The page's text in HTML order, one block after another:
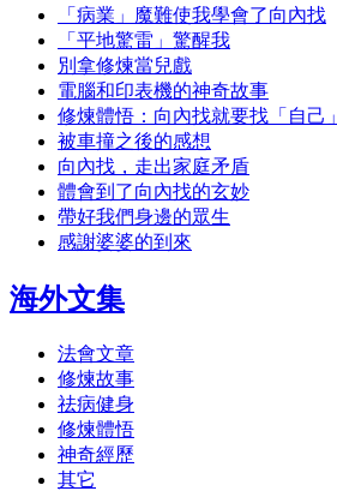
「病業」魔難使我學會了向內找
「平地驚雷」驚醒我
別拿修煉當兒戲
電腦和印表機的神奇故事
修煉體悟：向內找就要找「自己」
被車撞之後的感想
向內找，走出家庭矛盾
體會到了向內找的玄妙
帶好我們身邊的眾生
感謝婆婆的到來
海外文集
法會文章
修煉故事
祛病健身
修煉體悟
神奇經歷
其它